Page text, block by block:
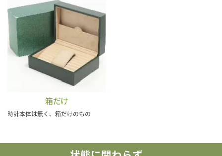
箱だけ
時計本体は無く、箱だけのもの